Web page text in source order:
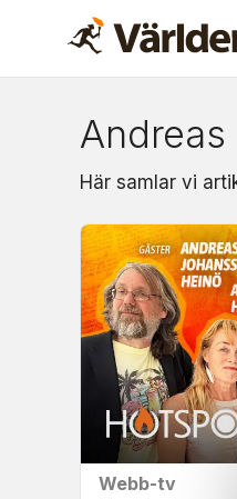
Om:
andreas
johansson
heinö
Här samlar vi
Webb-tv